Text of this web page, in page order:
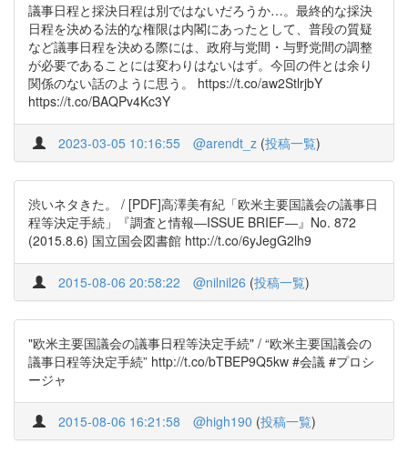
議事日程と採決日程は別ではないだろうか…。最終的な採決
日程を決める法的な権限は内閣にあったとして、普段の質疑
など議事日程を決める際には、政府与党間・与野党間の調整
が必要であることには変わりはないはず。今回の件とは余り
関係のない話のように思う。 https://t.co/aw2StlrjbY
https://t.co/BAQPv4Kc3Y
2023-03-05 10:16:55 @arendt_z (投稿一覧)
渋いネタきた。 / [PDF]高澤美有紀「欧米主要国議会の議事日
程等決定手続」『調査と情報―ISSUE BRIEF―』No. 872
(2015.8.6) 国立国会図書館 http://t.co/6yJegG2lh9
2015-08-06 20:58:22 @nilnil26 (投稿一覧)
"欧米主要国議会の議事日程等決定手続" / “欧米主要国議会の
議事日程等決定手続” http://t.co/bTBEP9Q5kw #会議 #プロシ
ージャ
2015-08-06 16:21:58 @high190 (投稿一覧)